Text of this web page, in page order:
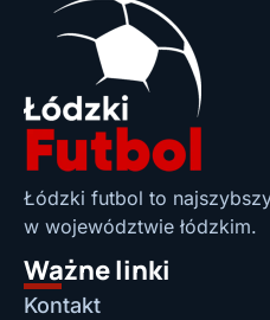
Łódzki futbol to
w województwie łódzkim.
Ważne linki
Kontakt